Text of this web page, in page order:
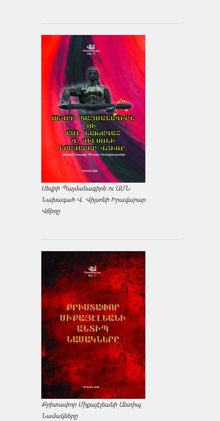
Սեվրի Պայմանագիրն ու ԱՄՆ
Նախագահ Վ. Վիլսոնի Իրավարար
Վճիռը
Քրիտափոր Միքայէլեանի Անտիպ
Նամակները